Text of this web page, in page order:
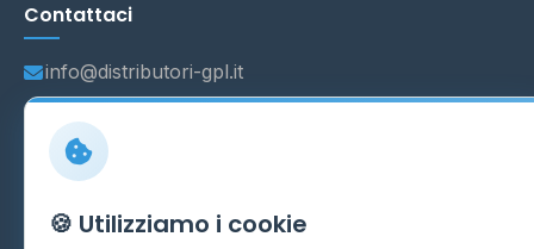
Contattaci
info@distributori-gpl.it
Carpi P.IVA 03859300364
🍪 Utilizziamo i cookie